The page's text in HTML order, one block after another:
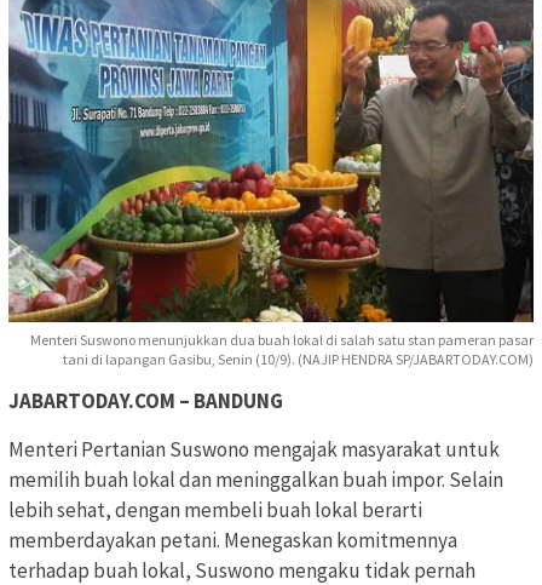
Menteri Suswono menunjukkan dua buah lokal di salah satu stan pameran pasar
tani di lapangan Gasibu, Senin (10/9). (NAJIP HENDRA SP/JABARTODAY.COM)
JABARTODAY.COM – BANDUNG
Menteri Pertanian Suswono mengajak masyarakat untuk
memilih buah lokal dan meninggalkan buah impor. Selain
lebih sehat, dengan membeli buah lokal berarti
memberdayakan petani. Menegaskan komitmennya
terhadap buah lokal, Suswono mengaku tidak pernah